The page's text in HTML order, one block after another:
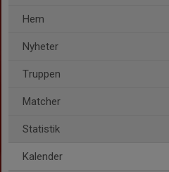
Hem
Nyheter
Truppen
Matcher
Statistik
Kalender